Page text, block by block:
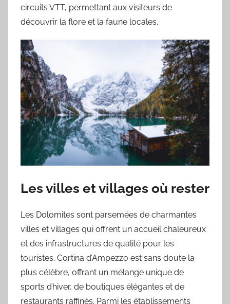
circuits VTT, permettant aux visiteurs de
découvrir la flore et la faune locales.
Les villes et villages où rester
Les Dolomites sont parsemées de charmantes
villes et villages qui offrent un accueil chaleureux
et des infrastructures de qualité pour les
touristes. Cortina d’Ampezzo est sans doute la
plus célèbre, offrant un mélange unique de
sports d’hiver, de boutiques élégantes et de
restaurants raffinés. Parmi les établissements